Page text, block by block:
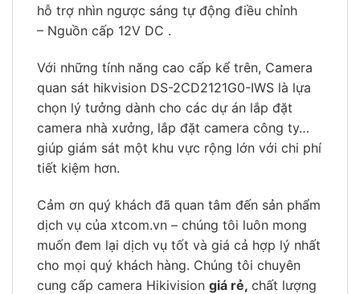
hỗ trợ nhìn ngược sáng tự động điều chỉnh
– Nguồn cấp 12V DC .
Với những tính năng cao cấp kể trên, Camera
quan sát hikvision DS-2CD2121G0-IWS là lựa
chọn lý tưởng dành cho các dự án lắp đặt
camera nhà xưởng, lắp đặt camera công ty…
giúp giám sát một khu vực rộng lớn với chi phí
tiết kiệm hơn.
Cảm ơn quý khách đã quan tâm đến sản phẩm
dịch vụ của xtcom.vn – chúng tôi luôn mong
muốn đem lại dịch vụ tốt và giá cả hợp lý nhất
cho mọi quý khách hàng. Chúng tôi chuyên
cung cấp camera Hikivision giá rẻ, chất lượng